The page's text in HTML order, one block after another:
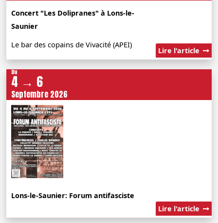
Concert "Les Dolipranes" à Lons-le-
Saunier
Le bar des copains de Vivacité (APEI)
Lire l'article
Du
4 → 6
Septembre 2026
Lons-le-Saunier: Forum antifasciste
Lire l'article